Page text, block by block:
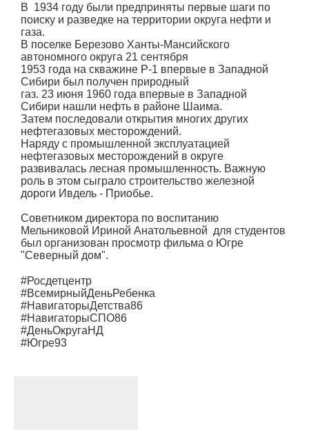
В 1934 году были предприняты первые шаги по
поиску и разведке на территории округа нефти и
газа.
В поселке Березово Ханты-Мансийского
автономного округа 21 сентября
1953 года на скважине Р-1 впервые в Западной
Сибири был получен природный
газ. 23 июня 1960 года впервые в Западной
Сибири нашли нефть в районе Шаима.
Затем последовали открытия многих других
нефтегазовых месторождений.
Наряду с промышленной эксплуатацией
нефтегазовых месторождений в округе
развивалась лесная промышленность. Важную
роль в этом сыграло строительство железной
дороги Ивдель - Приобье.
Советником директора по воспитанию
Мельниковой Ириной Анатольевной для студентов
был организован просмотр фильма о Югре
"Северный дом".
#Росдетцентр
#ВсемирныйДеньРебенка
#НавигаторыДетства86
#НавигаторыСПО86
#ДеньОкругаНД
#Югре93